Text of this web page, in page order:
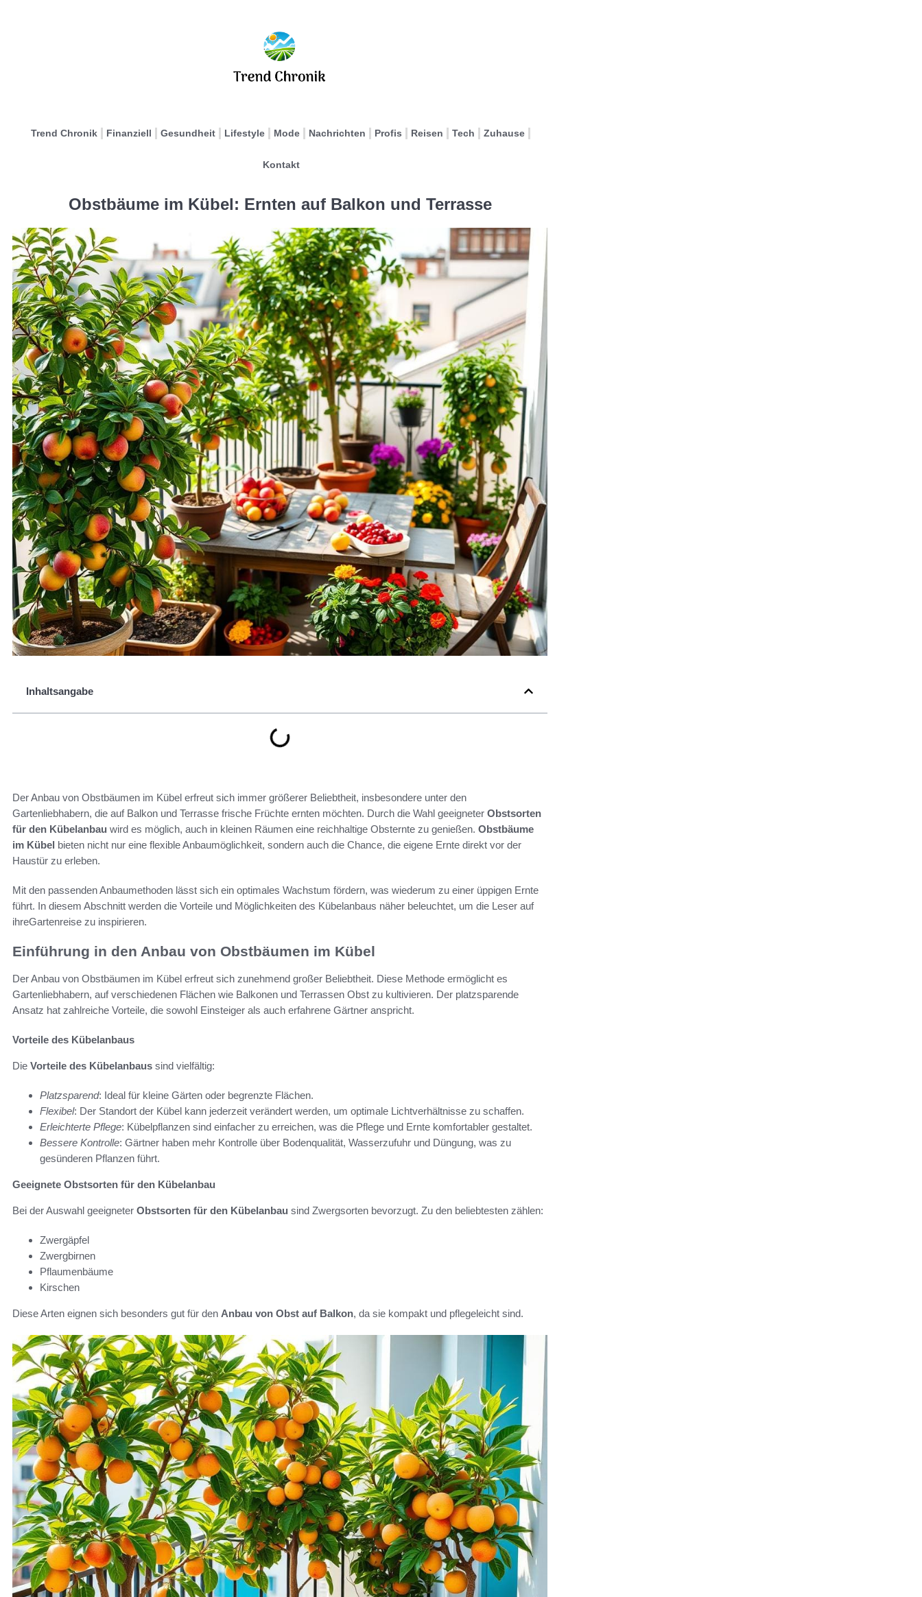
Trend Chronik Finanziell Gesundheit Lifestyle Mode Nachrichten Profis Reisen Tech Zuhause
Kontakt
Obstbäume im Kübel: Ernten auf Balkon und Terrasse
Inhaltsangabe
Der Anbau von Obstbäumen im Kübel erfreut sich immer größerer Beliebtheit, insbesondere unter den
Gartenliebhabern, die auf Balkon und Terrasse frische Früchte ernten möchten. Durch die Wahl geeigneter Obstsorten
für den Kübelanbau wird es möglich, auch in kleinen Räumen eine reichhaltige Obsternte zu genießen. Obstbäume
im Kübel bieten nicht nur eine flexible Anbaumöglichkeit, sondern auch die Chance, die eigene Ernte direkt vor der
Haustür zu erleben.
Mit den passenden Anbaumethoden lässt sich ein optimales Wachstum fördern, was wiederum zu einer üppigen Ernte
führt. In diesem Abschnitt werden die Vorteile und Möglichkeiten des Kübelanbaus näher beleuchtet, um die Leser auf
ihreGartenreise zu inspirieren.
Einführung in den Anbau von Obstbäumen im Kübel
Der Anbau von Obstbäumen im Kübel erfreut sich zunehmend großer Beliebtheit. Diese Methode ermöglicht es
Gartenliebhabern, auf verschiedenen Flächen wie Balkonen und Terrassen Obst zu kultivieren. Der platzsparende
Ansatz hat zahlreiche Vorteile, die sowohl Einsteiger als auch erfahrene Gärtner anspricht.
Vorteile des Kübelanbaus
Die Vorteile des Kübelanbaus sind vielfältig:
Platzsparend: Ideal für kleine Gärten oder begrenzte Flächen.
Flexibel: Der Standort der Kübel kann jederzeit verändert werden, um optimale Lichtverhältnisse zu schaffen.
Erleichterte Pflege: Kübelpflanzen sind einfacher zu erreichen, was die Pflege und Ernte komfortabler gestaltet.
Bessere Kontrolle: Gärtner haben mehr Kontrolle über Bodenqualität, Wasserzufuhr und Düngung, was zu
gesünderen Pflanzen führt.
Geeignete Obstsorten für den Kübelanbau
Bei der Auswahl geeigneter Obstsorten für den Kübelanbau sind Zwergsorten bevorzugt. Zu den beliebtesten zählen:
Zwergäpfel
Zwergbirnen
Pflaumenbäume
Kirschen
Diese Arten eignen sich besonders gut für den Anbau von Obst auf Balkon, da sie kompakt und pflegeleicht sind.